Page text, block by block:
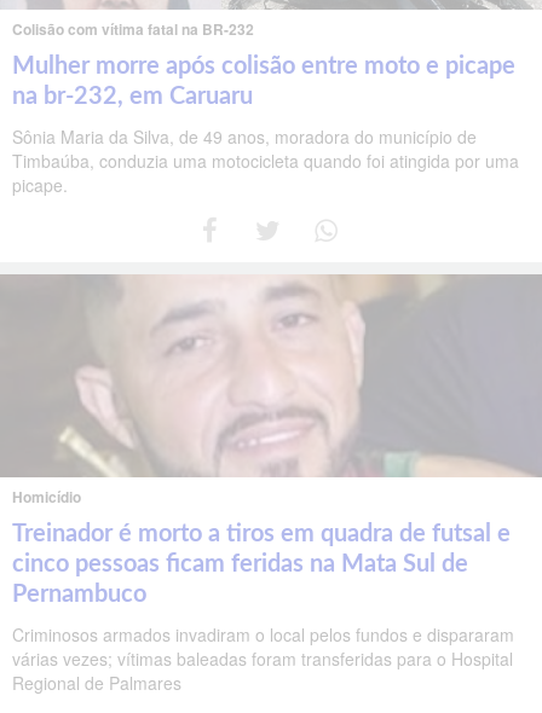
Colisão com vítima fatal na BR-232
Mulher morre após colisão entre moto e picape
na br-232, em Caruaru
Sônia Maria da Silva, de 49 anos, moradora do município de
Timbaúba, conduzia uma motocicleta quando foi atingida por uma
picape.
Homicídio
Treinador é morto a tiros em quadra de futsal e
cinco pessoas ficam feridas na Mata Sul de
Pernambuco
Criminosos armados invadiram o local pelos fundos e dispararam
várias vezes; vítimas baleadas foram transferidas para o Hospital
Regional de Palmares